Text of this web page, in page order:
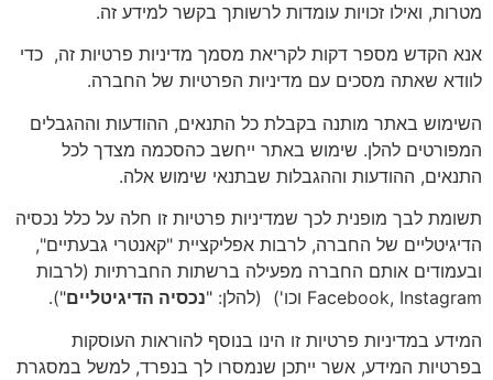
מטרות, ואילו זכויות עומדות לרשותך בקשר למידע זה.
אנא הקדש מספר דקות לקריאת מסמך מדיניות פרטיות זה, כדי
לוודא שאתה מסכים עם מדיניות הפרטיות של החברה.
השימוש באתר מותנה בקבלת כל התנאים, ההודעות וההגבלים
המפורטים להלן. שימוש באתר ייחשב כהסכמה מצדך לכל
התנאים, ההודעות וההגבלות שבתנאי שימוש אלה.
תשומת לבך מופנית לכך שמדיניות פרטיות זו חלה על כלל נכסיה
הדיגיטליים של החברה, לרבות אפליקציית "קאנטרי גבעתיים",
ובעמודים אותם החברה מפעילה ברשתות החברתיות (לרבות
Facebook, Instagram וכו') (להלן: "
נכסיה הדיגיטליים").
המידע במדיניות פרטיות זו הינו בנוסף להוראות העוסקות
בפרטיות המידע, אשר ייתכן שנמסרו לך בנפרד, למשל במסגרת